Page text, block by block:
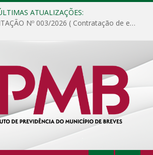
ATUALIZAÇÕES:
DISPENSA DE LICITAÇÃO Nº 003/2026 ( Contratação de empresa para fornecimento de gêneros alimentícios não perecíveis, materiais de expediente, descartáveis, copa e cozinha, para análise e posterior publicação.)